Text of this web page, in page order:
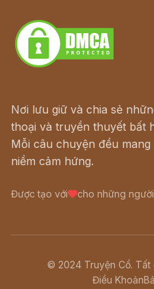
Nơi lưu giữ và chia sẻ
thoại và truyền thuyết bất
Mỗi câu chuyện đều
niềm cảm hứng.
Được tạo với cho những
© 2024 Truyện Cổ.
Điều Khoản